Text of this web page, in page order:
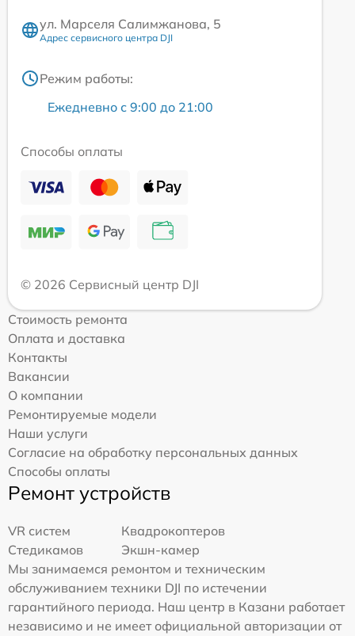
ул. Марселя Салимжанова, 5
Адрес сервисного центра DJI
Режим работы:
Ежедневно с 9:00 до 21:00
Способы оплаты
© 2026 Сервисный центр DJI
Стоимость ремонта
Оплата и доставка
Контакты
Вакансии
О компании
Ремонтируемые модели
Наши услуги
Согласие на обработку персональных данных
Способы оплаты
Ремонт устройств
VR систем
Квадрокоптеров
Стедикамов
Экшн-камер
Мы занимаемся ремонтом и техническим
обслуживанием техники DJI по истечении
гарантийного периода. Наш центр в Казани работает
независимо и не имеет официальной авторизации от